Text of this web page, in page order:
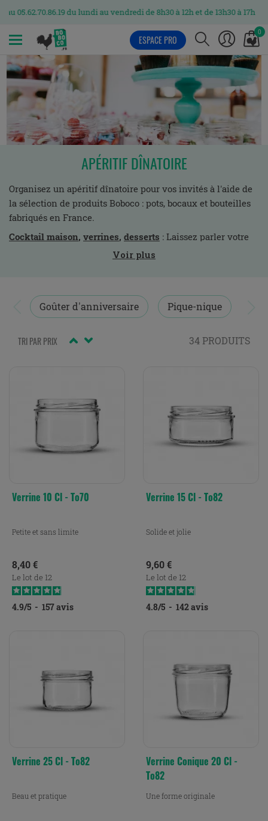
du lundi au vendredi de 8h30 à 12h et de 13h30 à 17h
MENU
0
ESPACE PRO
APÉRITIF DÎNATOIRE
Organisez un apéritif dînatoire pour vos invités à l'aide de
la sélection de produits Boboco : pots, bocaux et bouteilles
fabriqués en France.
Cocktail maison, verrines, desserts : Laissez parler votre
imagination ou retrouvez tous nos conseils et idées
Attention : Les bouchons et couvercles pour les pots et
bouteilles sont vendus séparément.
Voir plus
Goûter d'anniversaire Pique-nique
TRI PAR PRIX 34 PRODUITS
Verrine 10 Cl - To70
Petite et sans limite
Prix
8,40 €
Le lot de 12
4.9/5 - 157avis
Verrine 15 Cl - To82
Solide et jolie
Prix
9,60 €
Le lot de 12
4.8/5 - 142avis
Verrine 25 Cl - To82
Beau et pratique
Verrine Conique 20 Cl -
To82
Une forme originale